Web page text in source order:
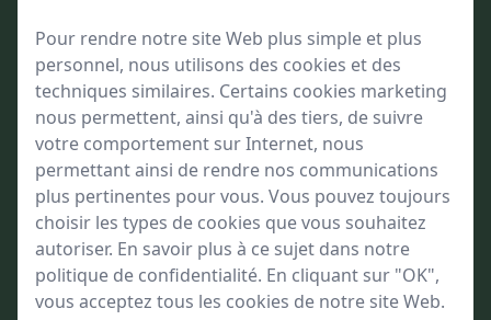
Pour rendre notre site Web plus simple et plus
personnel, nous utilisons des cookies et des
techniques similaires. Certains cookies marketing
nous permettent, ainsi qu'à des tiers, de suivre
votre comportement sur Internet, nous
permettant ainsi de rendre nos communications
plus pertinentes pour vous. Vous pouvez toujours
choisir les types de cookies que vous souhaitez
autoriser. En savoir plus à ce sujet dans notre
politique de confidentialité. En cliquant sur "OK",
vous acceptez tous les cookies de notre site Web.
Engrais Universel Longue Durée Algoflash
Naturasol
Favorise la croissance des arbustes à fleurs, des légumes du potager et des arbres fruitiers
Pour une récolte abondante et de qualité
Engrais d'origine naturelle à base de laine de mouton